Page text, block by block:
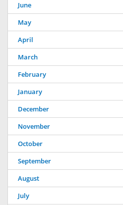
June
May
April
March
February
January
December
November
October
September
August
July